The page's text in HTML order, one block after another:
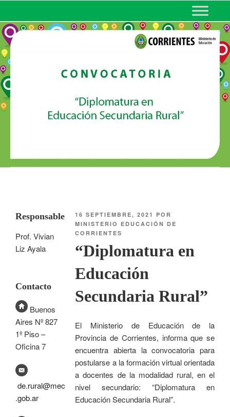
MINISTERIO DE EDUCACIÓN
DE CORRIENTES
16 SEPTIEMBRE, 2021
POR
MINISTERIO EDUCACIÓN DE
CORRIENTES
“Diplomatura en
Educación
Secundaria Rural”
El Ministerio de Educación de la
Provincia de Corrientes, informa que se
encuentra abierta la convocatoria para
postularse a la formación virtual orientada
a docentes de la modalidad rural, en el
nivel secundario: “Diplomatura en
Educación Secundaria Rural”.
Responsable
Prof. Vivian
Liz Ayala
Contacto
Buenos
Aires Nº 827
1º Piso –
Oficina 7
de.rural@mec
.gob.ar